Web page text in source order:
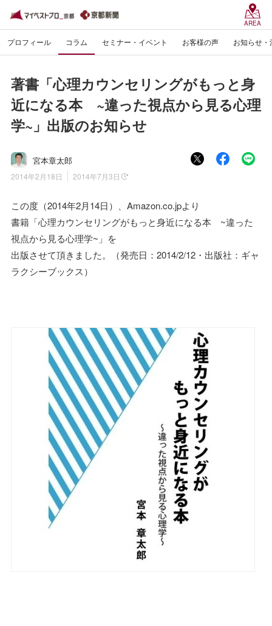
AREA
プロフィール コラム セミナー・イベント お客様の声 お知らせ
著書「心理カウンセリングがもっと身
近になる本 ~違った視点から見る心理
学~」出版のお知らせ
宮本章太郎
2014年2月18日 2014年7月3日
この度（2014年2月14日）、Amazon.co.jpより
書籍「心理カウンセリングがもっと身近になる本 ~違った
視点から見る心理学~」を
出版させて頂きました。（発売日：2014/2/12・出版社：ギャ
ラクシーブックス）